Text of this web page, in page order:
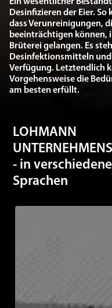
dass Verunreinigungen,
beeinträchtigen können,
Brüterei gelangen. Es
Desinfektionsmitteln und
Verfügung. Letztendlich
Vorgehensweise die
am besten erfüllt.
- in
Sprachen